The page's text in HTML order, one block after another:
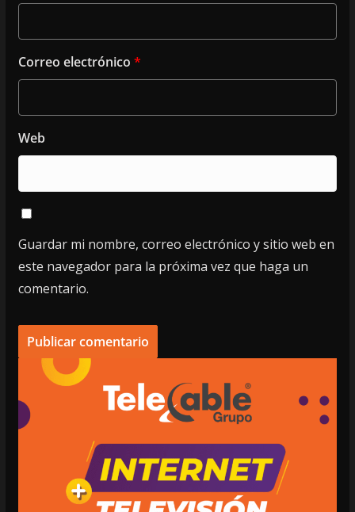
Correo electrónico *
Web
Guardar mi nombre, correo electrónico y sitio web en
este navegador para la próxima vez que haga un
comentario.